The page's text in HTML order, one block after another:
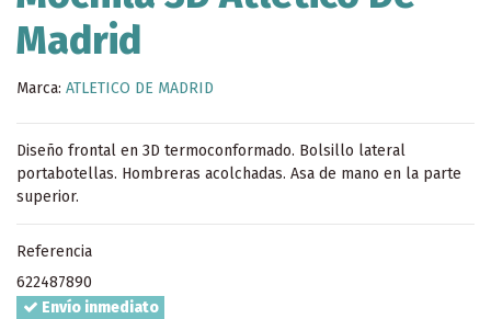
Madrid
Marca: ATLETICO DE MADRID
Diseño frontal en 3D termoconformado. Bolsillo lateral
portabotellas. Hombreras acolchadas. Asa de mano en la parte
superior.
Referencia
622487890
Envío inmediato